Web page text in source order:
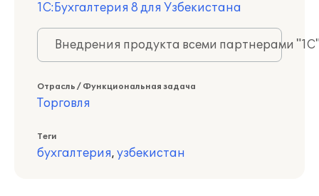
1С:Бухгалтерия 8 для Узбекистана
Внедрения продукта всеми партнерами
Отрасль / Функциональная задача
Торговля
Теги
бухгалтерия, узбекистан